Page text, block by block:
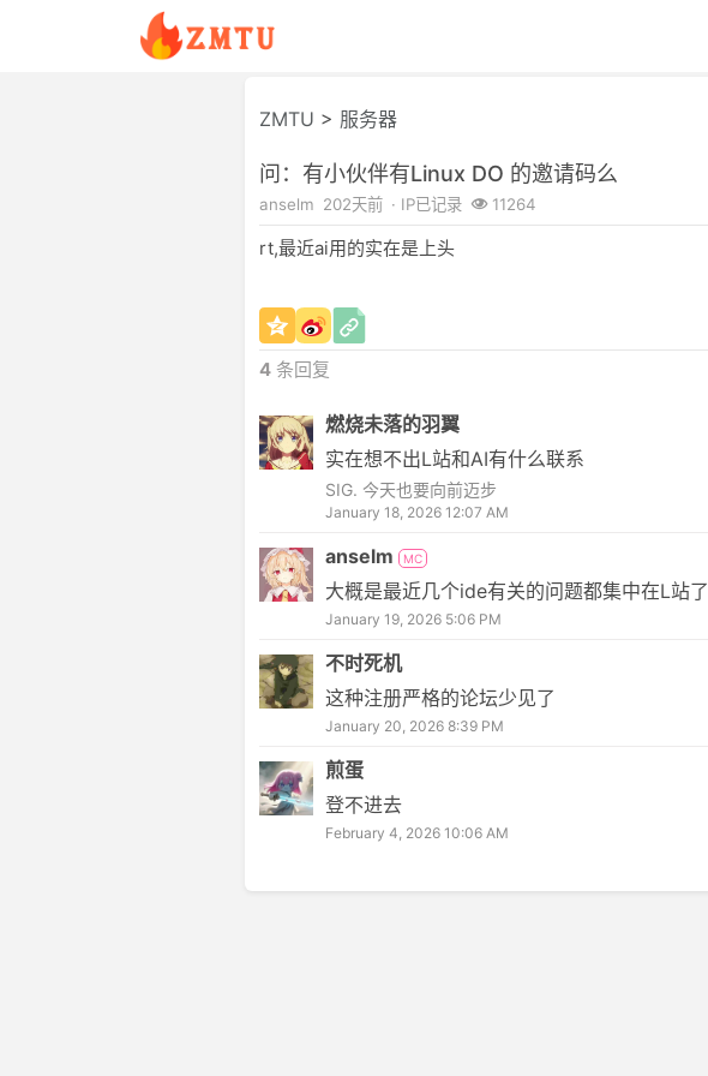
ZMTU > 服务器
问：有小伙伴有Linux DO 的邀请码么
anselm 202天前 · IP已记录 11264
rt,最近ai用的实在是上头
4 条回复
燃烧未落的羽翼
实在想不出L站和AI有什么联系
SIG. 今天也要向前迈步
January 18, 2026 12:07 AM
anselm MC
大概是最近几个ide有关的问题都集中在L站了
January 19, 2026 5:06 PM
不时死机
这种注册严格的论坛少见了
January 20, 2026 8:39 PM
煎蛋
登不进去
February 4, 2026 10:06 AM